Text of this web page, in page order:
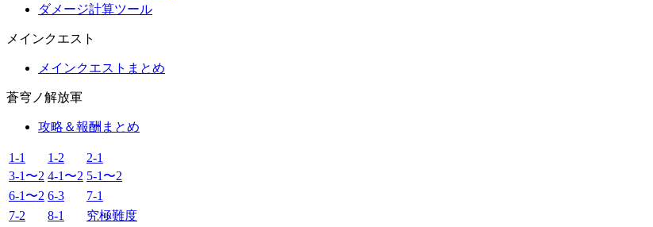
ダメージ計算ツール
メインクエスト
メインクエストまとめ
蒼穹ノ解放軍
攻略＆報酬まとめ
1-1 1-2
2-1
3-1〜2 4-1〜2 5-1〜2
6-1〜2 6-3
7-1
7-2
8-1
究極難度